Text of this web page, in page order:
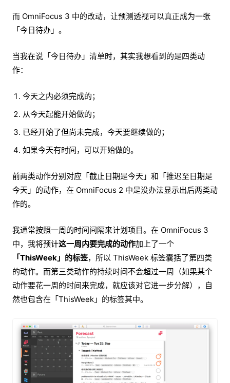
而 OmniFocus 3 中的改动，让预测透视可以真正成为一张
「今日待办」。
当我在说「今日待办」清单时，其实我想看到的是四类动
作：
今天之内必须完成的；
从今天起能开始做的；
已经开始了但尚未完成，今天要继续做的；
如果今天有时间，可以开始做的。
前两类动作分别对应「截止日期是今天」和「推迟至日期是
今天」的动作，在 OmniFocus 2 中是没办法显示出后两类动
作的。
我通常按照一周的时间间隔来计划项目。在 OmniFocus 3
中，我将预计这一周内要完成的动作加上了一个
「ThisWeek」的标签，所以 ThisWeek 标签囊括了第四类
的动作。而第三类动作的持续时间不会超过一周（如果某个
动作要花一周的时间来完成，就应该对它进一步分解），自
然也包含在「ThisWeek」的标签其中。